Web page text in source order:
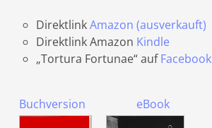
DirektlinkAmazon (ausverkauft)
Direktlink Amazon Kindle
„Tortura Fortunae“ aufFacebook
Buchversion eBook